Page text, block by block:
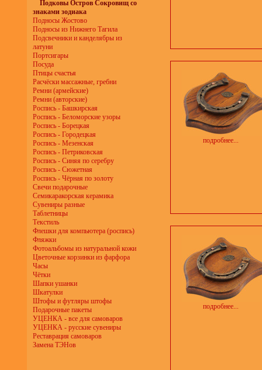
Подковы Остров Сокровищ со
знаками зодиака
Подносы Жостово
Подносы из Нижнего Тагила
Подсвечники и канделябры из
латуни
Портсигары
Посуда
Птицы счастья
Расчёски массажные, гребни
Ремни (армейские)
Ремни (авторские)
Роспись - Башкирская
Роспись - Беломорские узоры
Роспись - Борецкая
Роспись - Городецкая
Роспись - Мезенская
Роспись - Петриковская
Роспись - Синяя по серебру
Роспись - Сюжетная
Роспись - Чёрная по золоту
Свечи подарочные
Семикаракорская керамика
Сувениры разные
Таблетницы
Текстиль
Флешки для компьютера (роспись)
Фляжки
Фотоальбомы из натуральной кожи
Цветочные корзинки из фарфора
Часы
Чётки
Шапки ушанки
Шкатулки
Штофы и футляры штофы
Подарочные пакеты
УЦЕНКА - все для самоваров
УЦЕНКА - русские сувениры
Реставрация самоваров
Замена ТЭНов
подробнее...
подробнее...